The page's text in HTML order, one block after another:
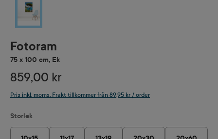
Fotoram
75 x 100 cm, Ek
859,00 kr
Pris inkl. moms. Frakt tillkommer från 89,95 kr / order
Välj
Storlek